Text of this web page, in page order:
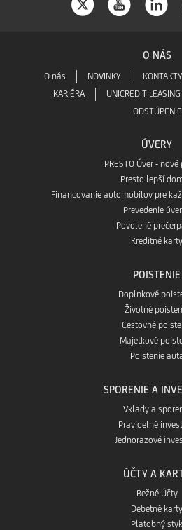
O NÁS
O nás NOVINKY KONTAKTY
KARIÉRA
UNICREDIT LEASING
ODSTÚPENIE
ÚVERY
PRESTO Úver -
Presto lepší
Financovanie automobilov pre
Prevedenie
Povolené
Kreditné karty
POISTENIE
Doplnkové
Životné
Cestovné
Majetkové
Poistenie
SPORENIE A
Vklady a
Pravidelné
Jednorazové
ÚČTY A
Bežné Účty
Debetné karty
Platobný styk